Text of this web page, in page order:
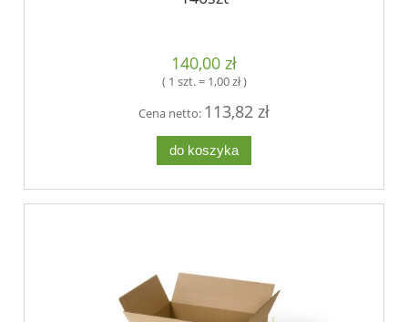
140,00 zł
( 1 szt. = 1,00 zł )
Cena netto: 113,82 zł
do koszyka